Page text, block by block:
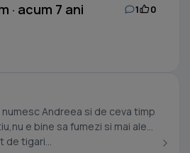
· acum 7 ani 1 0
numesc Andreea si de ceva timp
e bine sa fumezi si mai ales
de tigari...